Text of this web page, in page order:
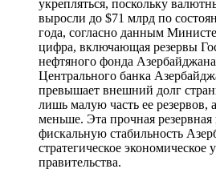
укрепляться, поскольку
выросли до $71 млрд по
года, согласно данным
цифра, включающая резервы
нефтяного фонда
Центрального банка
превышает внешний долг
лишь малую часть ее резервов,
меньше. Эта прочная резервная
фискальную стабильность
стратегическое экономическое
правительства.